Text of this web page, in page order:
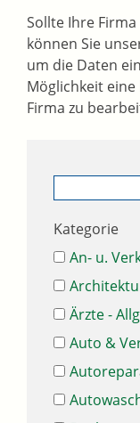
Sollte Ihre
können Sie
um die Daten
Möglichkeit
Firma zu
Kategorie
An- u.
Ärzte -
Auto &